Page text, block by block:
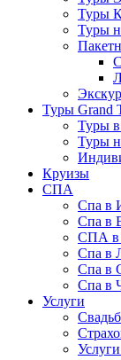
Туры
Туры
Туры Grand
Туры
Туры
Круизы
СПА
Спа в
Спа в
СПА в
Спа в
Спа в
Спа в
Услуги